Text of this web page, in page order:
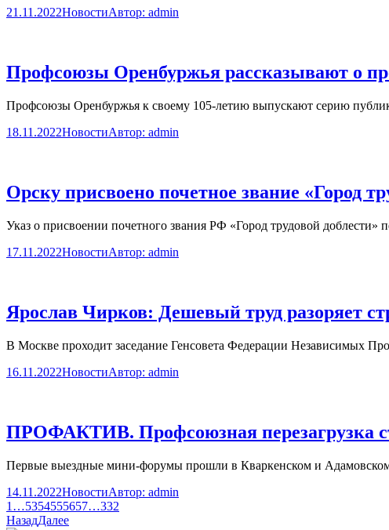
21.11.2022НовостиАвтор: admin
Профсоюзы Оренбуржья рассказывают о
Профсоюзы Оренбуржья к своему 105-летию выпускают серию
18.11.2022НовостиАвтор: admin
Орску присвоено почетное звание «Город
Указ о присвоении почетного звания РФ «Город трудовой
17.11.2022НовостиАвтор: admin
Ярослав Чирков: Дешевый труд разоряет
В Москве проходит заседание Генсовета Федерации Независимых
16.11.2022НовостиАвтор: admin
ПРОФАКТИВ. Профсоюзная перезагрузка
Первые выездные мини-форумы прошли в Кваркенском и
14.11.2022НовостиАвтор: admin
1 …5354555657…332
НазадДалее